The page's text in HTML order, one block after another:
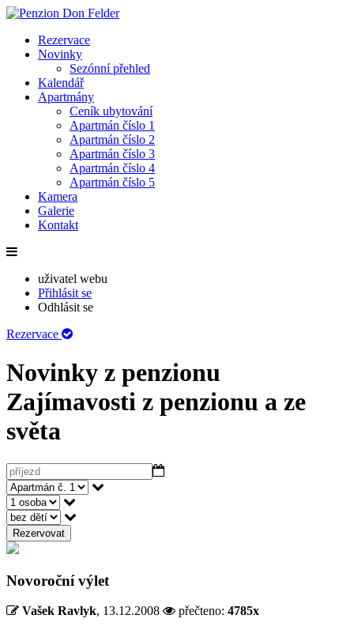
Rezervace
Novinky
Sezónní přehled
Kalendář
Apartmány
Ceník ubytování
Apartmán číslo 1
Apartmán číslo 2
Apartmán číslo 3
Apartmán číslo 4
Apartmán číslo 5
Kamera
Galerie
Kontakt
uživatel webu
Přihlásit se
Odhlásit se
Rezervace
Novinky z penzionu
Zajímavosti z penzionu a ze
světa
Rezervovat
Novoroční výlet
Vašek Ravlyk, 13.12.2008 přečteno: 4785x